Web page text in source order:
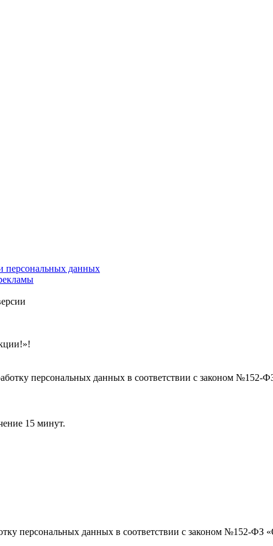
персональных данных
персональных данных в соответствии с законом
15 минут.
персональных данных в соответствии с законом №152-